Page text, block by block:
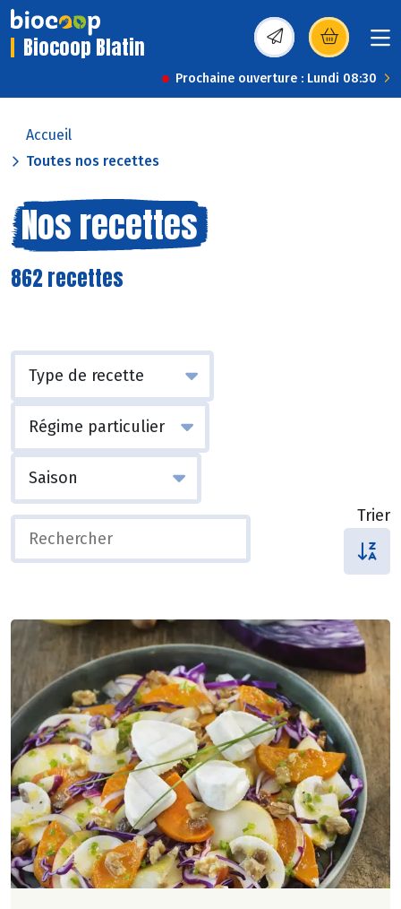
Biocoop Blatin (s’ouvre dans une
Prochaine ouverture : Lundi 08:30
Accueil
Toutes nos recettes
Nos recettes
862 recettes
Trier